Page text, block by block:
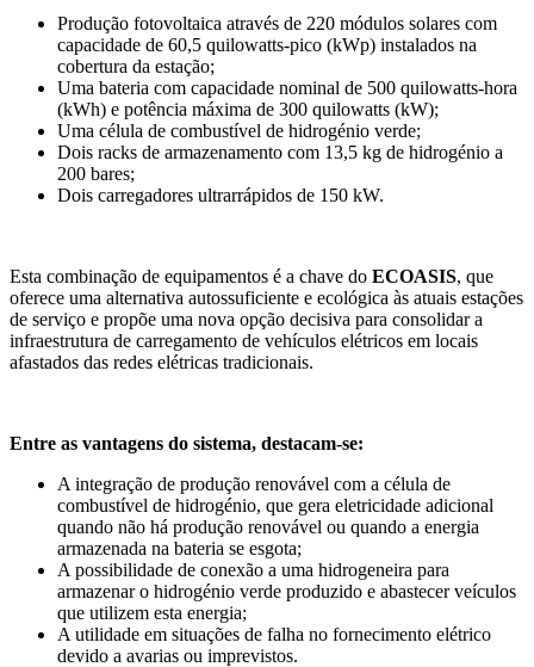
Produção fotovoltaica através de 220 módulos solares com
capacidade de 60,5 quilowatts-pico (kWp) instalados na
cobertura da estação;
Uma bateria com capacidade nominal de 500 quilowatts-hora
(kWh) e potência máxima de 300 quilowatts (kW);
Uma célula de combustível de hidrogénio verde;
Dois racks de armazenamento com 13,5 kg de hidrogénio a
200 bares;
Dois carregadores ultrarrápidos de 150 kW.
Esta combinação de equipamentos é a chave do ECOASIS, que
oferece uma alternativa autossuficiente e ecológica às atuais estações
de serviço e propõe uma nova opção decisiva para consolidar a
infraestrutura de carregamento de vehículos elétricos em locais
afastados das redes elétricas tradicionais.
Entre as vantagens do sistema, destacam-se:
A integração de produção renovável com a célula de
combustível de hidrogénio, que gera eletricidade adicional
quando não há produção renovável ou quando a energia
armazenada na bateria se esgota;
A possibilidade de conexão a uma hidrogeneira para
armazenar o hidrogénio verde produzido e abastecer veículos
que utilizem esta energia;
A utilidade em situações de falha no fornecimento elétrico
devido a avarias ou imprevistos.